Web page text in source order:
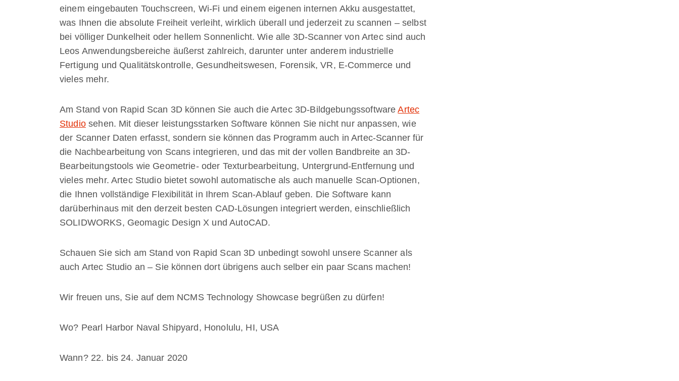
einem eingebauten Touchscreen, Wi-Fi und einem eigenen internen Akku ausgestattet,
was Ihnen die absolute Freiheit verleiht, wirklich überall und jederzeit zu scannen – selbst
bei völliger Dunkelheit oder hellem Sonnenlicht. Wie alle 3D-Scanner von Artec sind auch
Leos Anwendungsbereiche äußerst zahlreich, darunter unter anderem industrielle
Fertigung und Qualitätskontrolle, Gesundheitswesen, Forensik, VR, E-Commerce und
vieles mehr.
Am Stand von Rapid Scan 3D können Sie auch die Artec 3D-BildgebungssoftwareArtec
Studiosehen. Mit dieser leistungsstarken Software können Sie nicht nur anpassen, wie
der Scanner Daten erfasst, sondern sie können das Programm auch in Artec-Scanner für
die Nachbearbeitung von Scans integrieren, und das mit der vollen Bandbreite an 3D-
Bearbeitungstools wie Geometrie- oder Texturbearbeitung, Untergrund-Entfernung und
vieles mehr. Artec Studio bietet sowohl automatische als auch manuelle Scan-Optionen,
die Ihnen vollständige Flexibilität in Ihrem Scan-Ablauf geben. Die Software kann
darüberhinaus mit den derzeit besten CAD-Lösungen integriert werden, einschließlich
SOLIDWORKS, Geomagic Design X und AutoCAD.
Schauen Sie sich am Stand von Rapid Scan 3D unbedingt sowohl unsere Scanner als
auch Artec Studio an – Sie können dort übrigens auch selber ein paar Scans machen!
Wir freuen uns, Sie auf dem NCMS Technology Showcase begrüßen zu dürfen!
Wo? Pearl Harbor Naval Shipyard, Honolulu, HI, USA
Wann? 22. bis 24. Januar 2020